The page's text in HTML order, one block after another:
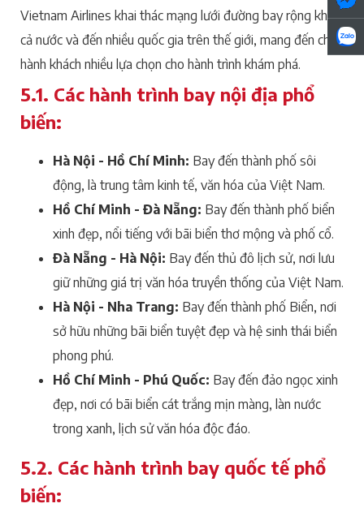
Vietnam Airlines khai thác mạng lưới đường bay rộng khắp
cả nước và đến nhiều quốc gia trên thế giới, mang đến cho
hành khách nhiều lựa chọn cho hành trình khám phá.
5.1. Các hành trình bay nội địa phổ
biến:
Hà Nội - Hồ Chí Minh: Bay đến thành phố sôi
động, là trung tâm kinh tế, văn hóa của Việt Nam.
Hồ Chí Minh - Đà Nẵng: Bay đến thành phố biển
xinh đẹp, nổi tiếng với bãi biển thơ mộng và phố cổ.
Đà Nẵng - Hà Nội: Bay đến thủ đô lịch sử, nơi lưu
giữ những giá trị văn hóa truyền thống của Việt Nam.
Hà Nội - Nha Trang: Bay đến thành phố Biển, nơi
sở hữu những bãi biển tuyệt đẹp và hệ sinh thái biển
phong phú.
Hồ Chí Minh - Phú Quốc: Bay đến đảo ngọc xinh
đẹp, nơi có bãi biển cát trắng mịn màng, làn nước
trong xanh, lịch sử văn hóa độc đáo.
5.2. Các hành trình bay quốc tế phổ
biến: